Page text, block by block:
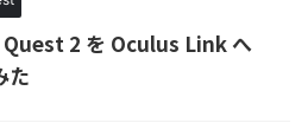
2 を Oculus Link へ
た